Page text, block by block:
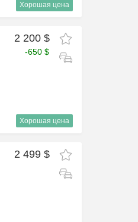
Хорошая цена
2 200 $
-650 $
Хорошая цена
2 499 $